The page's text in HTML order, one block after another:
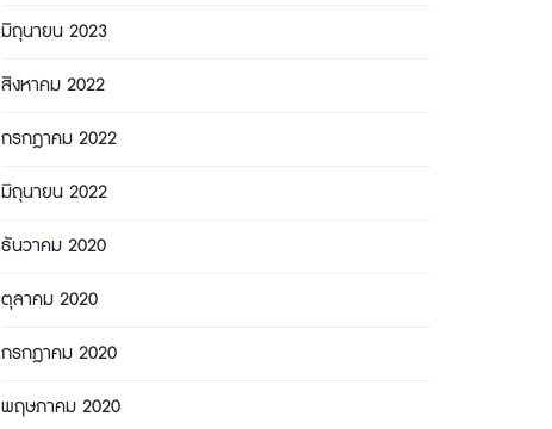
มิถุนายน 2023
สิงหาคม 2022
กรกฎาคม 2022
มิถุนายน 2022
ธันวาคม 2020
ตุลาคม 2020
กรกฎาคม 2020
พฤษภาคม 2020